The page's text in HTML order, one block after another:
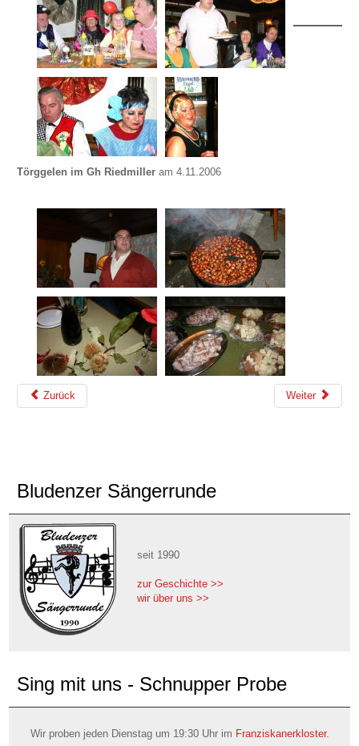
Törggelen im Gh Riedmiller am 4.11.2006
Zurück Weiter
Bludenzer Sängerrunde
seit 1990
zur Geschichte >>
wir über uns >>
Sing mit uns - Schnupper Probe
Wir proben jeden Dienstag um 19:30 Uhr im Franziskanerkloster.